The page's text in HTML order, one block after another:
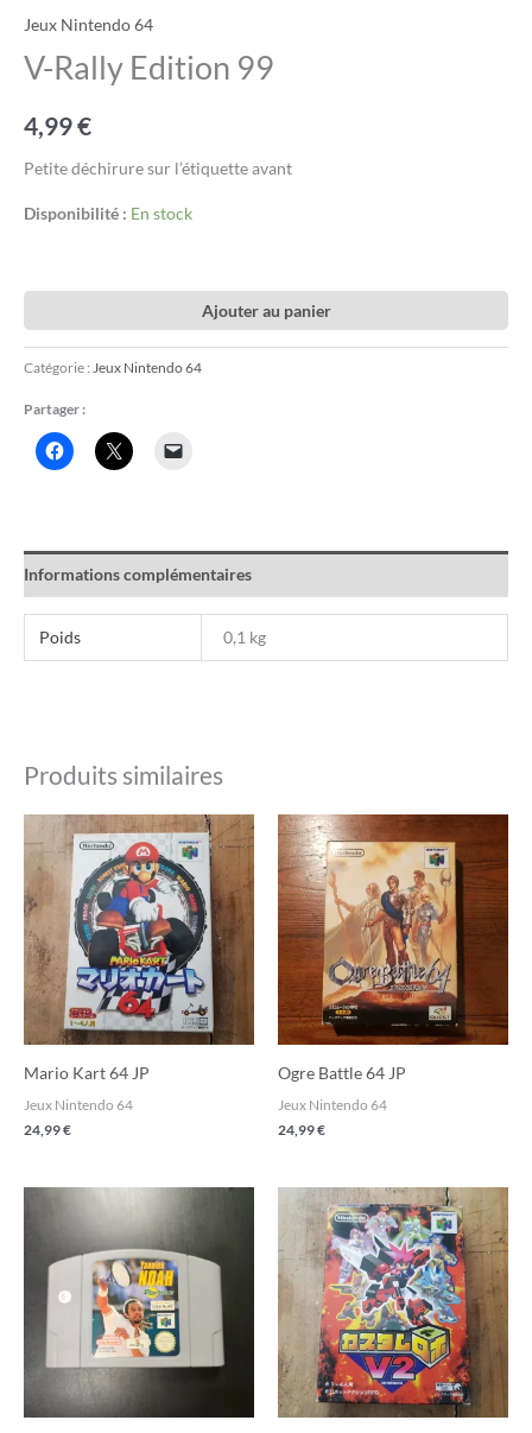
Jeux Nintendo 64
V-Rally Edition 99
4,99€
Petite déchirure sur l’étiquette avant
Disponibilité : En stock
Ajouter au panier
Catégorie : Jeux Nintendo 64
Partager :
Informations complémentaires
Poids 0,1 kg
Produits similaires
Mario Kart 64 JP
Jeux Nintendo 64
24,99€
Ogre Battle 64 JP
Jeux Nintendo 64
24,99€